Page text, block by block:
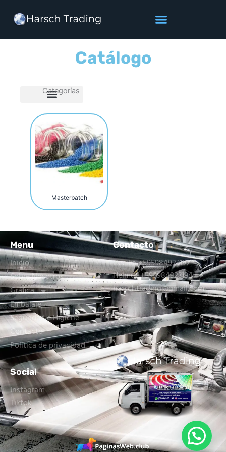
Catálogo
Categorías
Masterbatch
Menu
Inicio
Sobre Nosotros
Gráfica
Embalaje
Seguridad e Higiene
Contacto
Política de privacidad
Contacto
Cecilia +595984923192
Helmut +595984923194
harschtrading@gmail.com
Social
Instagram
Tiktok